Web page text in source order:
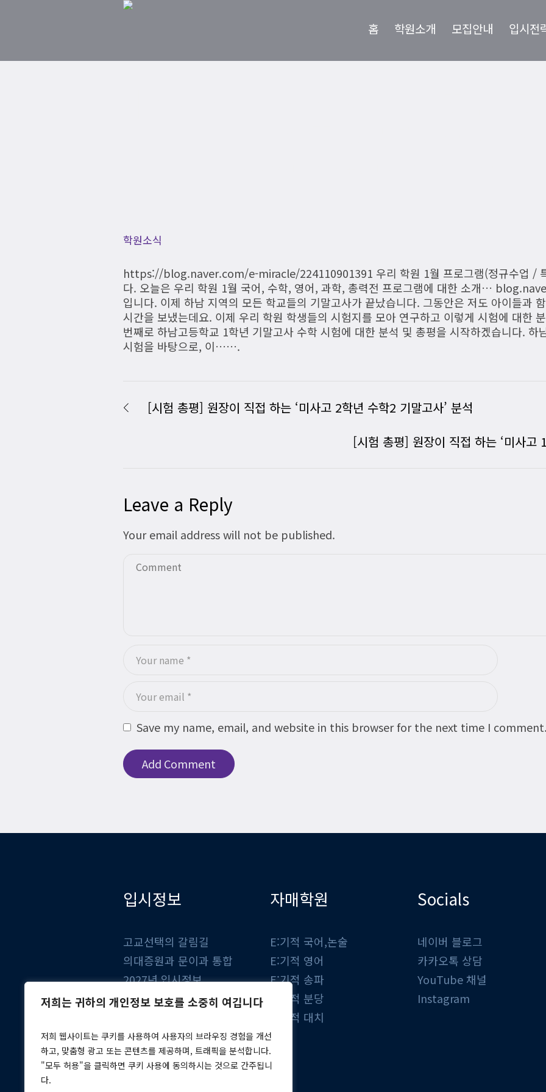
저희는 귀하의 개인정보 보호를 소중히 여깁니다
저희 웹사이트는 쿠키를 사용하여 사용자의 브라우징 경험을 개선
하고, 맞춤형 광고 또는 콘텐츠를 제공하며, 트래픽을 분석합니다.
"모두 허용"을 클릭하면 쿠키 사용에 동의하시는 것으로 간주됩니
다.
홈 학원소개 모집안내 입시전
학원소식
https://blog.naver.com/e-miracle/224110901391 우리 학원 1월 프로그램(정규수업 /
다. 오늘은 우리 학원 1월 국어, 수학, 영어, 과학, 총력전 프로그램에 대한 소개…
입니다. 이제 하남 지역의 모든 학교들의 기말고사가 끝났습니다. 그동안은 저도 아이들과
시간을 보냈는데요. 이제 우리 학원 학생들의 시험지를 모아 연구하고 이렇게 시험에 대한
번째로 하남고등학교 1학년 기말고사 수학 시험에 대한 분석 및 총평을 시작하겠습니다. 하
시험을 바탕으로, 이…….
[시험 총평] 원장이 직접 하는 ‘미사고 2학년 수학2 기말고사’ 분석
[시험 총평] 원장이 직접 하는 ‘미사고
Leave a Reply
Your email address will not be published.
Save my name, email, and website in this browser for the next time I
입시정보
고교선택의 갈림길
의대증원과 문이과 통합
2027년 입시정보
2028년 입시정보
자매학원
E:기적 국어,논술
E:기적 영어
E:기적 송파
E:기적 분당
E:기적 대치
Socials
네이버 블로그
카카오톡 상담
YouTube 채널
Instagram